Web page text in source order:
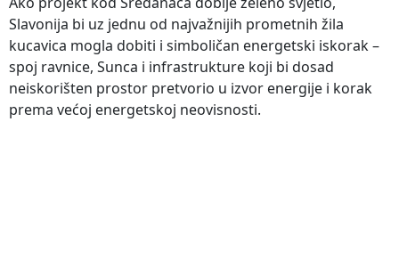
Slavonija bi uz jednu od najvažnijih prometnih žila
kucavica mogla dobiti i simboličan energetski iskorak –
spoj ravnice, Sunca i infrastrukture koji bi dosad
neiskorišten prostor pretvorio u izvor energije i korak
prema većoj energetskoj neovisnosti.